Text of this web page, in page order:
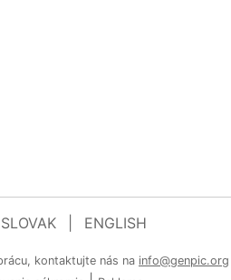
SLOVAK ENGLISH
kontaktujte nás na info@genpic.org